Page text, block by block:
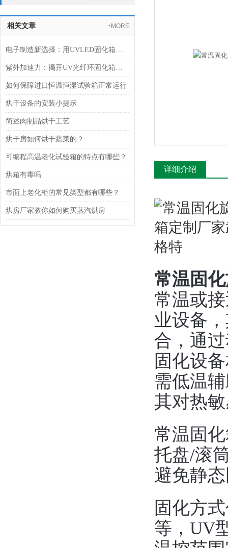
相关文章 +MORE
电子制造新选择：用UVLED固化箱提升PCB板焊接质量
紫外加速力：揭开UV光纤环固化箱双层设计面纱
如何保障进口恒温恒湿试验箱正常运行
烘干设备的安装小提示
简述肉制品烘干工艺
烘干房如何烘干蔬菜的？
可编程高温老化试验箱的特点有哪些？
烘箱有毒吗
市面上老化柜的常见类型都有哪些？
烘房厂家教你如何购买蒸汽烘房
详细介绍
常温固
常温或
业设备
合，通
固化设
需低温
其对热
常温固
托盘/滚
避免静
固化方
等，UV